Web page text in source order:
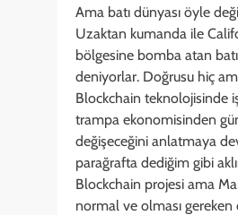
Ama batı dünyası öyle
Uzaktan kumanda ile
bölgesine bomba atan
deniyorlar. Doğrusu hiç
Blockchain teknolojisinde
trampa ekonomisinden
değişeceğini anlatmaya
parağrafta dediğim gibi
Blockchain projesi ama
normal ve olması